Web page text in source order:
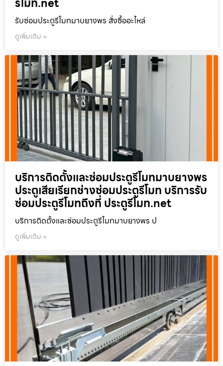
รับซ่อมประตูรีโมทมาบยางพร สั่งซื้ออะไหล่
ดูเพิ่มเติม »
บริการติดตั้งและซ่อมประตูรีโมทมาบยางพร
ประตูเสียเรียกช่างซ่อมประตูรีโมท บริการรับ
ซ่อมประตูรีโมทถึงที่ ประตูรีโมท.net
บริการติดตั้งและซ่อมประตูรีโมทมาบยางพร ป
ดูเพิ่มเติม »